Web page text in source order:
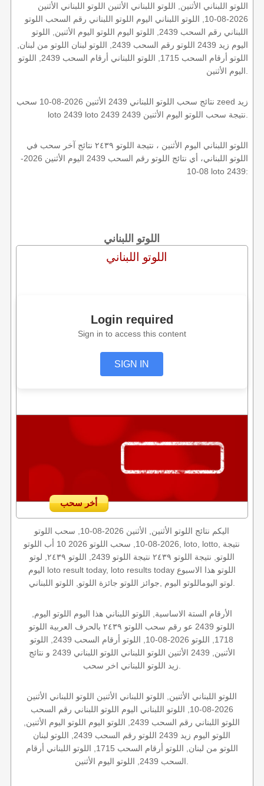
اللوتو اللبناني الأثنين, اللوتو اللبناني الأثنين اللوتو اللبناني الأثنين
2026-08-10, اللوتو اللبناني اليوم اللوتو اللبناني رقم السحب اللوتو
اللبناني رقم السحب 2439, اللوتو اليوم اللوتو اليوم الأثنين, اللوتو
اليوم زيد 2439 اللوتو رقم السحب 2439, اللوتو لبنان اللوتو من لبنان,
اللوتو أرقام السحب 1715, اللوتو اللبناني أرقام السحب 2439, اللوتو
نتائج سحب اللوتو اللبناني 2439 الأثنين 2026-08-10 سحب zeed زيد
اللوتو اللبناني اليوم الأثنين ، نتيجة اللوتو ٢٤٣٩ نتائج آخر سحب في
اللوتو اللبناني، أي نتائج اللوتو رقم السحب 2439 اليوم الأثنين 2026-
08-10 loto 2439:
اللوتو اللبناني
اللوتو اللبناني
Login required
Sign in to access this content
SIGN IN
أخر سحب
اليكم نتائج اللوتو الأثنين, الأثنين 2026-08-10, سحب اللوتو
2026-08-10, سحب اللوتو 2026 10 أب اللوتو, loto, lotto, نتيجة
اللوتو, نتيجة اللوتو ٢٤٣٩ نتيجة اللوتو 2439, اللوتو ٢٤٣٩, لوتو
اليوم loto result today, loto results today اللوتو هذا الاسبوع
الأرقام الستة الاساسية, اللوتو اللبناني هذا اليوم اللوتو اليوم,
اللوتو 2439 عو رقم سحب اللوتو ٢٤٣٩ بالحرف العربية اللوتو
1718, اللوتو 2026-08-10, اللوتو أرقام السحب 2439, اللوتو
الأثنين, 2439 الأثنين اللوتو اللبناني اللوتو اللبناني 2439 و نتائج
اللوتو اللبناني الأثنين, اللوتو اللبناني الأثنين اللوتو اللبناني الأثنين
2026-08-10, اللوتو اللبناني اليوم اللوتو اللبناني رقم السحب
اللوتو اللبناني رقم السحب 2439, اللوتو اليوم اللوتو اليوم الأثنين,
اللوتو اليوم زيد 2439 اللوتو رقم السحب 2439, اللوتو لبنان
اللوتو من لبنان, اللوتو أرقام السحب 1715, اللوتو اللبناني أرقام